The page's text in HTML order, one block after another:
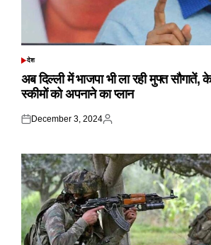
POSTED
देश
अब दिल्ली में भाजपा भी ला रही मुफ्त सौगातें,
स्कीमों को अपनाने का प्लान
Posted
December 3, 2024
Posted